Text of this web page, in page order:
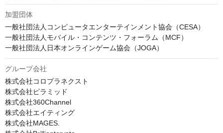
加盟団体
一般社団法人コンピュータエンターテインメント協会（CESA）
一般社団法人モバイル・コンテンツ・フォーラム（MCF）
一般社団法人日本オンラインゲーム協会（JOGA）
グループ会社
株式会社コロプラネクスト
株式会社ピラミッド
株式会社360Channel
株式会社エイティング
株式会社MAGES.